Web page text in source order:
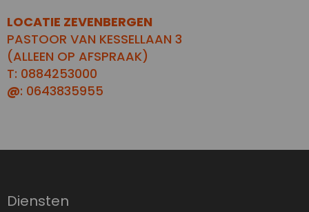
LOCATIE ZEVENBERGEN
PASTOOR VAN KESSELLAAN 3
(ALLEEN OP AFSPRAAK)
T: 0884253000
@: 0643835955
Diensten